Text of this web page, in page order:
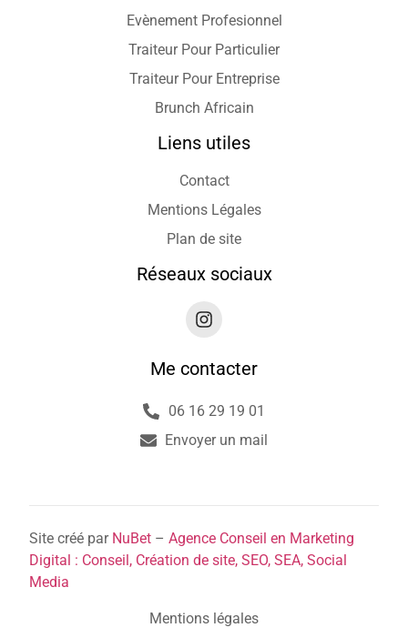
Evènement Profesionnel
Traiteur Pour Particulier
Traiteur Pour Entreprise
Brunch Africain
Liens utiles
Contact
Mentions Légales
Plan de site
Réseaux sociaux
Me contacter
06 16 29 19 01
Envoyer un mail
Site créé par NuBet – Agence Conseil en Marketing
Digital : Conseil, Création de site, SEO, SEA, Social
Media
Mentions légales